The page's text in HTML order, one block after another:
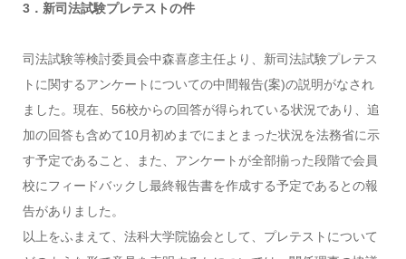
3．新司法試験プレテストの件
司法試験等検討委員会中森喜彦主任より、新司法試験プレテス
トに関するアンケートについての中間報告(案)の説明がなされ
ました。現在、56校からの回答が得られている状況であり、追
加の回答も含めて10月初めまでにまとまった状況を法務省に示
す予定であること、また、アンケートが全部揃った段階で会員
校にフィードバックし最終報告書を作成する予定であるとの報
告がありました。
以上をふまえて、法科大学院協会として、プレテストについて